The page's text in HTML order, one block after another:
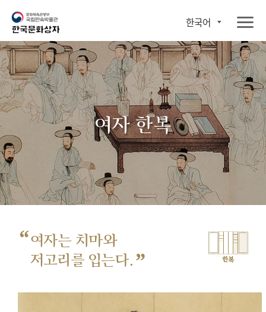
한국어
여자 한복
“여자는 치마와
저고리를 입는다. ” 한복